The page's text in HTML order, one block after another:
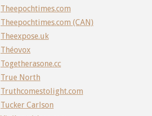
Theepochtimes.com
Theepochtimes.com (CAN)
Theexpose.uk
Théovox
Togetherasone.cc
True North
Truthcomestolight.com
Tucker Carlson